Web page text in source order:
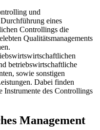
und
eines
Controllings die
Qualitätsmanagements
betriebswirtschaftliche
sowie sonstigen
Dabei finden
Instrumente des Controllings
Management